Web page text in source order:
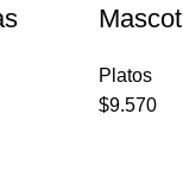
Platos
$9.570